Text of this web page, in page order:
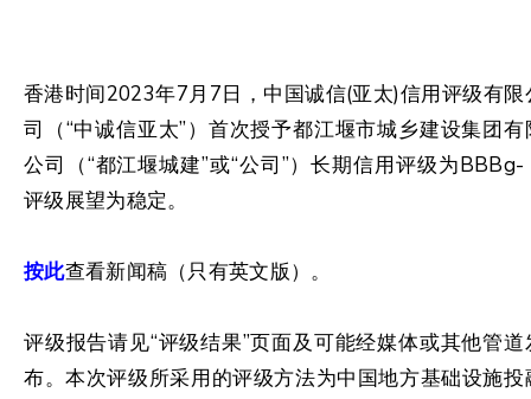
香港时间2023年7月7日，中国诚信(亚太)信用评级有限
司（“中诚信亚太”）首次授予都江堰市城乡建设集团有
公司（“都江堰城建”或“公司”）长期信用评级为BBBg-
评级展望为稳定。
按此查看新闻稿（只有英文版）。
评级报告请见“评级结果”页面及可能经媒体或其他管道
布。本次评级所采用的评级方法为中国地方基础设施投